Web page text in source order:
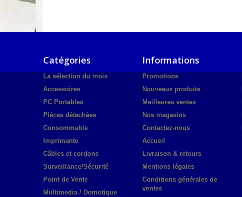
Catégories
La sélection du mois
Accessoires
PC Portables
Pièces détachées
Consommable
Imprimante
Câbles et cordons
Surveillance/Sécurité
Point de Vente
Multimedia / Domotique
Informations
Promotions
Nouveaux produits
Meilleures ventes
Nos magasins
Contactez-nous
Accueil
Livraison & retours
Mentions légales
Conditions générales de
ventes